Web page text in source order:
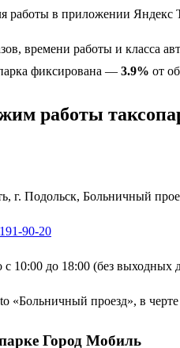
работы в приложении Яндекс
времени работы и класса
фиксирована — 3.9% от
работы
г. Подольск, Больничный
90-20
с 10:00 до 18:00 (без выходных
to «Больничный проезд», в
Город Мобиль